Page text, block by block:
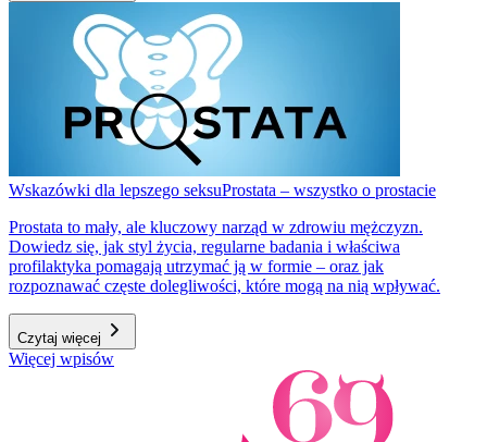
Wskazówki dla lepszego seksuProstata – wszystko o prostacie
Prostata to mały, ale kluczowy narząd w zdrowiu mężczyzn.
Dowiedz się, jak styl życia, regularne badania i właściwa
profilaktyka pomagają utrzymać ją w formie – oraz jak
rozpoznawać częste dolegliwości, które mogą na nią wpływać.
Czytaj więcej
Więcej wpisów